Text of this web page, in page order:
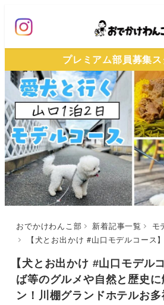
ン
ン
ン
ツ
へ
移
動
プレミアム部員募集
おでかけわんこ部 新着記事一覧
モ
【犬とお出かけ #山口モデルコース】名物瓦そば等のグルメや自然と歴史に触れる贅沢プラン！川棚グ
【犬とお出かけ #山口モデル
ば等のグルメや自然と歴史
ン！川棚グランドホテルお